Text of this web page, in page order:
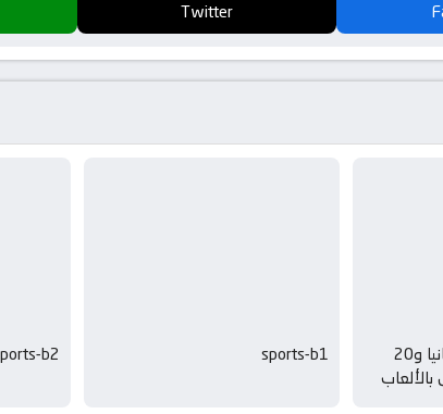
Twitter
أخضر القـدم يَتَهَيَّأُ لموريتانيا و20
sports-b1
b2